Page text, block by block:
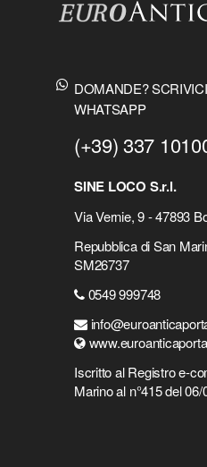
DOMANDE?
WHATSAPP
(+39) 337
SINE LOCO S.r.l.
Via Vernie, 9 - 47893
Repubblica di San
SM26737
0549 999748
Iscritto al Registro e-
Marino al n°415 del 06/